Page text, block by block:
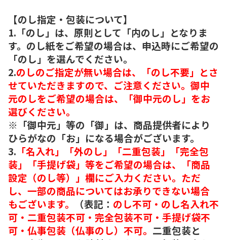
【のし指定・包装について】
1.「のし」は、原則として「内のし」となりま
す。のし紙をご希望の場合は、申込時にご希望の
「のし」を選んでください。
2.のしのご指定が無い場合は、「のし不要」とさ
せていただきますので、ご注意ください。御中
元のしをご希望の場合は、「御中元のし」をお
選びください。
※「御中元」等の「御」は、商品提供者により
ひらがなの「お」になる場合がございます。
3. 「名入れ」「外のし」「二重包装」「完全包
装」「手提げ袋」等をご希望の場合は、「商品
設定（のし等）」欄にご入力ください。ただ
し、一部の商品についてはお承りできない場合
もございます。
（表記： のし不可・のし名入れ不
可・二重包装不可・完全包装不可・手提げ袋不
可・仏事包装（仏事のし）不可。 二重包装と